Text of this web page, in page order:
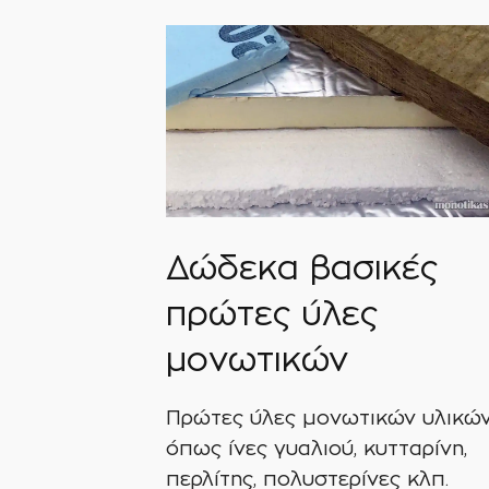
Δώδεκα βασικές
πρώτες ύλες
μονωτικών
Πρώτες ύλες μονωτικών
όπως ίνες γυαλιού, κυτταρίνη,
περλίτης, πολυστερίνες κλπ.